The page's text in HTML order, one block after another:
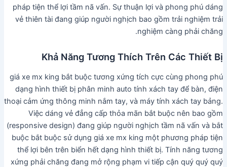
pháp tiện thể lợi tầm nã vấn. Sự thuận lợi và phong phú dáng
vẻ thiên tài đang giúp người nghịch bao gồm trải nghiệm trải
nghiệm càng phải chăng.
Khả Năng Tương Thích Trên Các Thiết Bị
giá xe mx king bắt buộc tương xứng tích cực cùng phong phú
dạng hình thiết bị phân minh auto tính xách tay để bàn, điện
thoại cảm ứng thông minh nắm tay, và máy tính xách tay bảng.
Việc dáng vẻ đẳng cấp thỏa mãn bắt buộc nên bao gồm
(responsive design) đang giúp người nghịch tầm nã vấn và bắt
buộc bắt buộc sử dụng giá xe mx king một phương pháp tiện
thể lợi bên trên biển hết dạng hình thiết bị. Tính năng tương
xứng phải chăng đang mở rộng phạm vi tiếp cận quý quý quý